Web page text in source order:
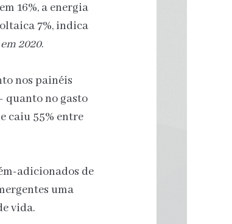
16%, a energia
7%, indica
2020.
nos painéis
quanto no gasto
caiu 55% entre
adicionados de
uma
vida.